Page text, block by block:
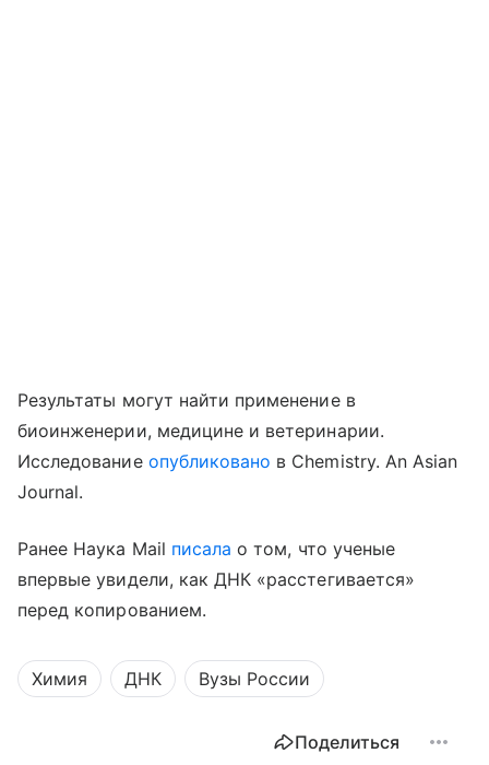
Результаты могут найти применение в
биоинженерии, медицине и ветеринарии.
Исследование опубликовано в Chemistry. An Asian
Journal.
Ранее Наука Mail писала о том, что ученые
впервые увидели, как ДНК «расстегивается»
перед копированием.
Химия ДНК Вузы России
Поделиться